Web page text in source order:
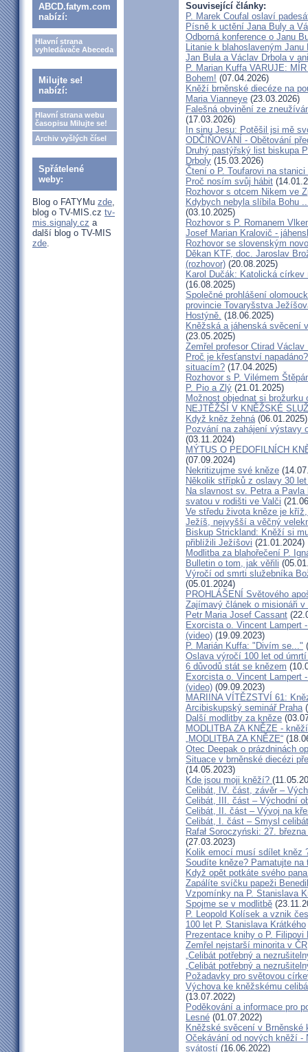
ABCD.fatym.com
nabízí:
Hlavní strana
vyhledávače Abeceda
Milujte se!
nabízí:
Hlavní strana webu
časopisu Milujte se!
Archiv vyšlých čísel
Spřátelené
weby:
Blog o FATYMu zde,
blog o TV-MIS.cz tv-
mis.signaly.cz a
další blog o TV-MIS
zde.
Související články:
P. Marek Coufal oslaví
Písně k uctění Jana Buly a
Odborná konference o Janu
Litanie k blahoslaveným
Jan Bula a Václav Drbola v
P. Marian Kuffa VARUJE:
Bohem! (07.04.2026)
Kněží brněnské diecéze na
Maria Vianneye (23.03.2026)
Falešná obvinění ze
(17.03.2026)
In sinu Jesu: Potěšil jsi mě
ODČIŇOVÁNÍ - Obětování
Druhý pastýřský list biskupa
Drboly (15.03.2026)
Čtení o P. Toufarovi na stanici
Proč nosím svůj hábit
Rozhovor s otcem Nikem ve
Kdybych nebyla slíbila Bohu
(03.10.2025)
Rozhovor s P. Romanem
Josef Marian Kralovič -
Rozhovor se slovenským
Děkan KTF, doc. Jaroslav
(rozhovor) (20.08.2025)
Karol Dučák: Katolická
(16.08.2025)
Společné prohlášení
provincie Tovaryšstva
Hostýně. (18.06.2025)
Kněžská a jáhenská svěcení
(23.05.2025)
Zemřel profesor Ctirad
Proč je křesťanství
situacím? (17.04.2025)
Rozhovor s P. Vilémem
P. Pio a Zlý (21.01.2025)
Možnost objednat si
NEJTĚŽŠÍ V KNĚŽSKÉ
Když kněz žehná(06.01.2025)
Pozvání na zahájení výstavy
(03.11.2024)
MÝTUS O PEDOFILNÍCH
(07.09.2024)
Nekritizujme své kněze
Několik střípků z oslavy 30
Na slavnost sv. Petra a
svatou v rodišti ve Valči
Ve středu života kněze je
Ježíš, nejvyšší a věčný
Biskup Strickland: Kněží si
přiblížili Ježíšovi (21.01.2024)
Modlitba za blahořečení P.
Bulletin o tom, jak věřili
Výročí od smrti služebníka
(05.01.2024)
PROHLÁŠENÍ Světového
Zajímavý článek o misionáři v
Petr Maria Josef Cassant
Exorcista o. Vincent Lampert
(video) (19.09.2023)
P. Marián Kuffa: "Divím se..."
Oslava výročí 100 let od
6 důvodů stát se knězem
Exorcista o. Vincent Lampert
(video) (09.09.2023)
MARIINA VÍTĚZSTVÍ 61:
Arcibiskupský seminář Praha
Další modlitby za kněze
MODLITBA ZA KNĚZE -
„MODLITBA ZA KNĚZE“
Otec Deepak o prázdninách
Situace v brněnské diecézi
(14.05.2023)
Kde jsou moji kněží?
Celibát, IV. část, závěr –
Celibát, III. část – Východní
Celibát, II. část – Vývoj na
Celibát, I. část – Smysl
Rafał Soroczyński: 27.
(27.03.2023)
Kolik emocí musí sdílet kněz
Soudíte kněze? Pamatujte
Když opět potkáte svého
Zapálíte svíčku papeži
Vzpomínky na P. Stanislava
Spojme se v modlitbě
P. Leopold Kolísek a vznik
100 let P. Stanislava Krátkého
Prezentace knihy o P. Filipovi
Zemřel nejstarší minorita v ČR
„Celibát potřebný a
„Celibát potřebný a
Požadavky pro světovou
Výchova ke kněžskému
(13.07.2022)
Poděkování a informace pro
Lesné (01.07.2022)
Kněžské svěcení v Brněnské
Očekávání od nových kněží -
svátostí (16.06.2022)